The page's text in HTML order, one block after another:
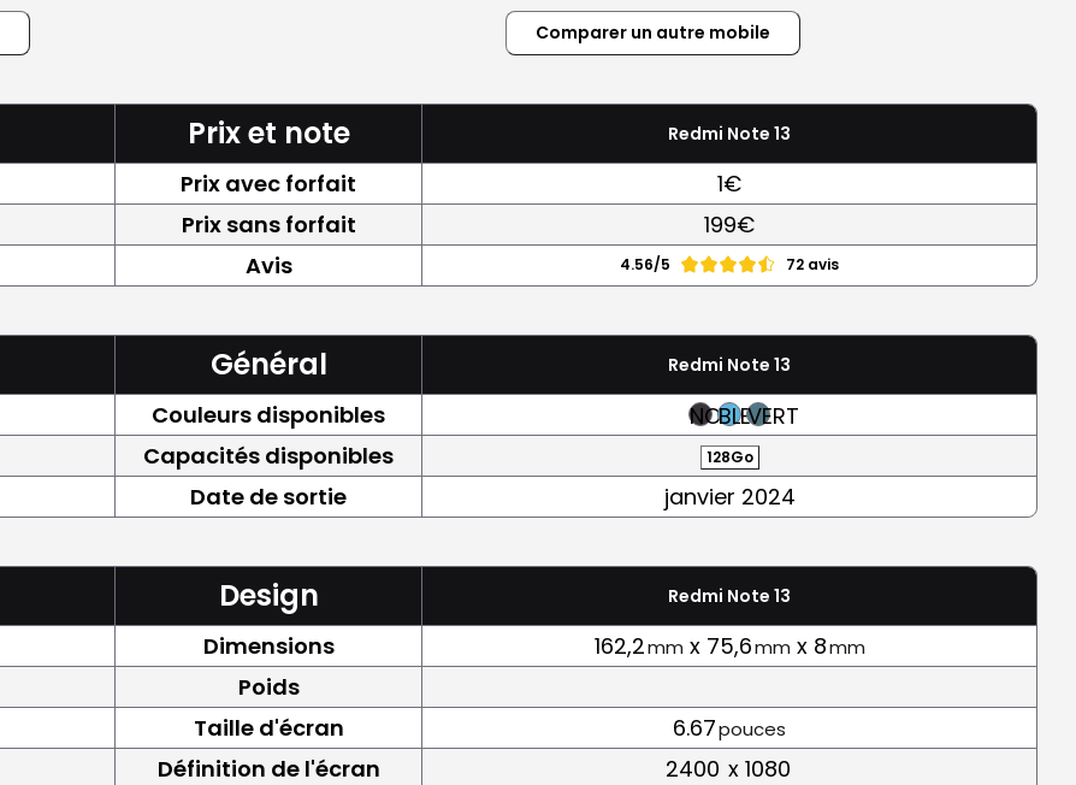
Comparer un autre mobile
Prix et note Redmi Note 13
Prix avec forfait
1€
Prix sans forfait 199€
Avis 4.56/5 72 avis
Général Redmi Note 13
Couleurs disponibles NOIRBLEUVERT
Capacités disponibles 128Go
Date de sortie janvier 2024
Design Redmi Note 13
Dimensions 162,2mm x 75,6mm x 8mm
Poids
Taille d'écran 6.67pouces
Définition de l'écran 2400 x 1080